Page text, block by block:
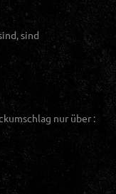
sind
nur über :